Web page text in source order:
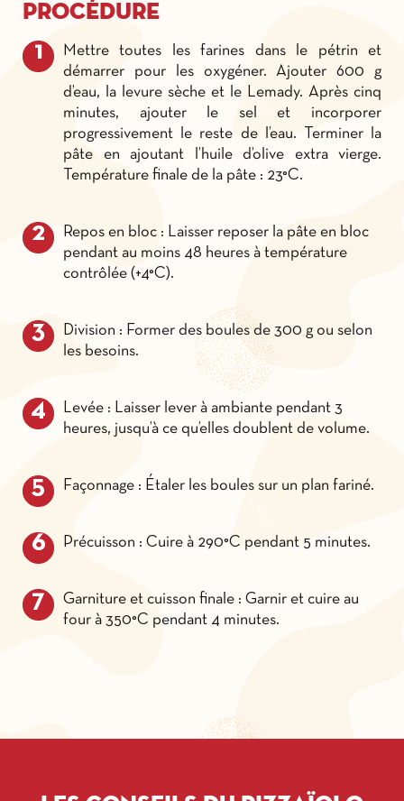
Procédure
Mettre toutes les farines dans le pétrin et
démarrer pour les oxygéner. Ajouter 600 g
d’eau, la levure sèche et le Lemady. Après cinq
minutes, ajouter le sel et incorporer
progressivement le reste de l’eau. Terminer la
pâte en ajoutant l’huile d’olive extra vierge.
Température finale de la pâte : 23°C.
Repos en bloc : Laisser reposer la pâte en bloc
pendant au moins 48 heures à température
contrôlée (+4°C).
Division : Former des boules de 300 g ou selon
les besoins.
Levée : Laisser lever à ambiante pendant 3
heures, jusqu’à ce qu’elles doublent de volume.
Façonnage : Étaler les boules sur un plan fariné.
Précuisson : Cuire à 290°C pendant 5 minutes.
Garniture et cuisson finale : Garnir et cuire au
four à 350°C pendant 4 minutes.